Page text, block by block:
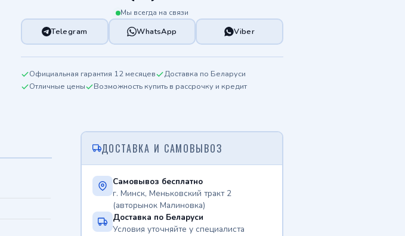
Мы всегда на связи
Telegram WhatsApp Viber
Официальная гарантия 12 месяцев
Доставка по Беларуси
Отличные цены
Возможность купить в рассрочку и кредит
ДОСТАВКА И САМОВЫВОЗ
Самовывоз бесплатно
г. Минск, Меньковский тракт 2
(авторынок Малиновка)
Доставка по Беларуси
Условия уточняйте у специалиста